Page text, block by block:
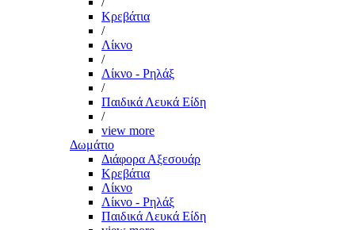
Κρεβάτια
/
Λίκνο
/
Λίκνο - Ρηλάξ
/
Παιδικά Λευκά Είδη
/
view more
Δωμάτιο
Διάφορα Αξεσουάρ
Κρεβάτια
Λίκνο
Λίκνο - Ρηλάξ
Παιδικά Λευκά Είδη